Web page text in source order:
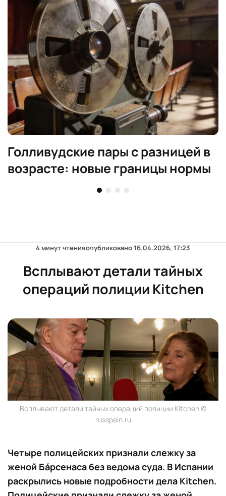
Голливудские пары с разницей в
возрасте: новые границы нормы
4 минут чтенияопубликовано16.04.2026, 17:23
Всплывают детали тайных
операций полиции Kitchen
Всплывают детали тайных операций полиции Kitchen ©
russpain.ru
Четыре полицейских признали слежку за
женой Бáрсенаса без ведома суда. В Испании
раскрылись новые подробности дела Kitchen.